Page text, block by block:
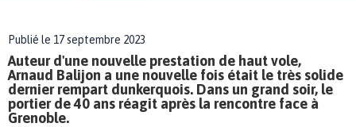
Publié le 17 septembre 2023
Auteur d'une nouvelle prestation de haut vole,
Arnaud Balijon a une nouvelle fois était le très solide
dernier rempart dunkerquois. Dans un grand soir, le
portier de 40 ans réagit après la rencontre face à
Grenoble.